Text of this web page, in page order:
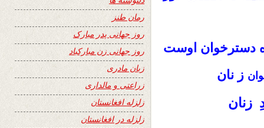
دسترخوان اوست
ز نان
زنان
رمان طنز
روز جهانی پدر مبارک
روز جهانی زن مبارکباد
زبان مادری
زراعتی و مالداری
زلزله افغانستان
زلزله در افغانستان